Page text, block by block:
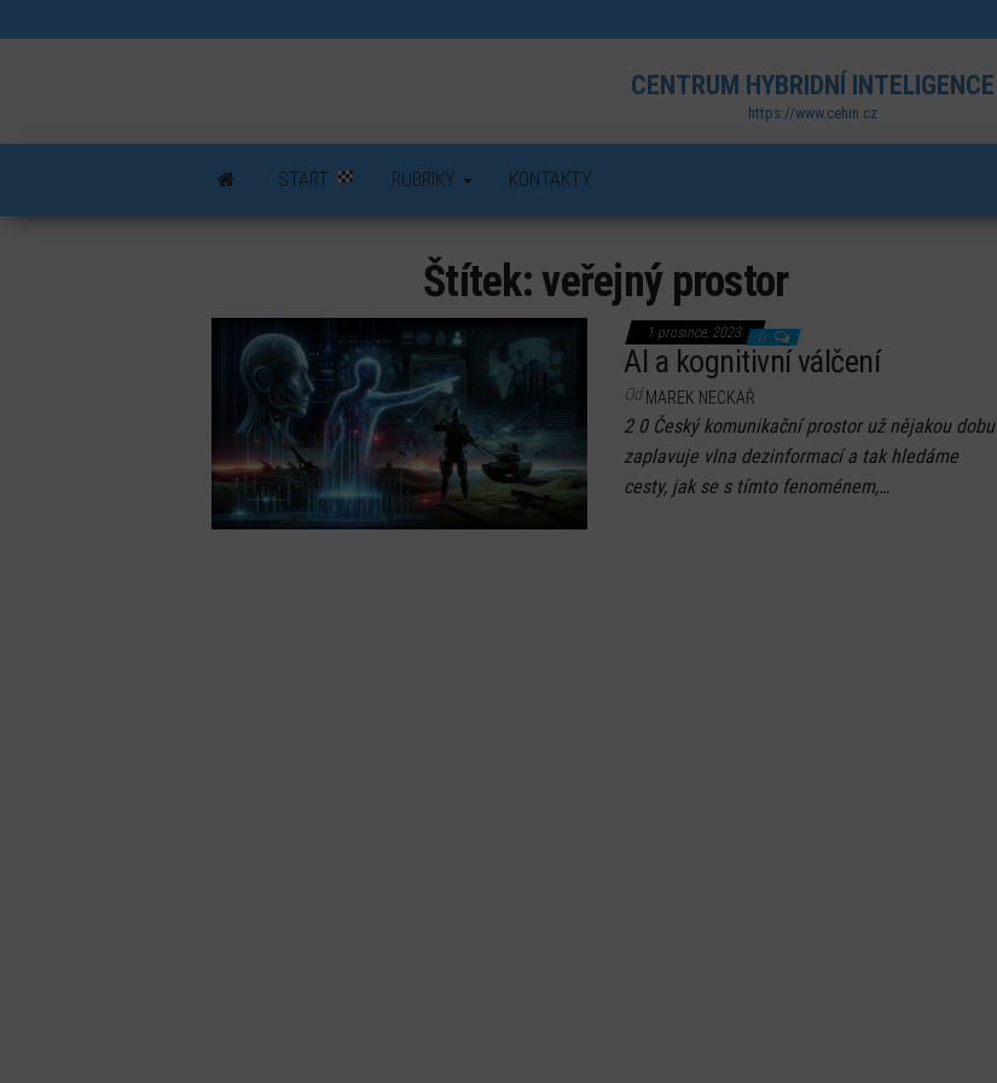
to
CENTRUM HYBRIDNÍ INTELIGENCE
https://www.cehin.cz
START RUBRIKY KONTAKTY
Štítek:veřejný prostor
1 prosince, 2023 0
AI a kognitivní válčení
Od MAREK NECKAŘ
2 0 Český komunikační prostor už nějakou dobu
zaplavuje vlna dezinformací a tak hledáme
cesty, jak se s tímto fenoménem,…